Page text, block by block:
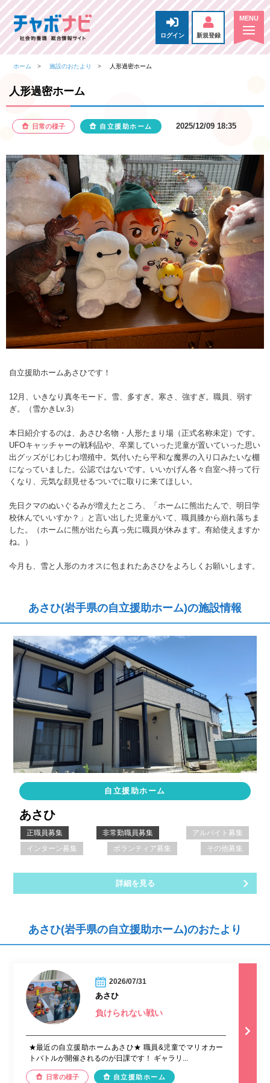
ログイン 新規登録
ホーム 施設のおたより 人形過密ホーム
人形過密ホーム
日常の様子 自立援助ホーム 2025/12/09 18:35
自立援助ホームあさひです！
12月、いきなり真冬モード。雪、多すぎ。寒さ、強すぎ。職員、弱す
ぎ。（雪かきLv.3）
本日紹介するのは、あさひ名物・人形たまり場（正式名称未定）です。
UFOキャッチャーの戦利品や、卒業していった児童が置いていった思い
出グッズがじわじわ増殖中。気付いたら平和な魔界の入り口みたいな棚
になっていました。公認ではないです。いいかげん各々自室へ持って行
くなり、元気な顔見せるついでに取りに来てほしい。
先日クマのぬいぐるみが増えたところ、「ホームに熊出たんで、明日学
校休んでいいすか？」と言い出した児童がいて、職員膝から崩れ落ちま
した。（ホームに熊が出たら真っ先に職員が休みます。有給使えますか
ね。）
今月も、雪と人形のカオスに包まれたあさひをよろしくお願いします。
あさひ(岩手県の自立援助ホーム)の施設情報
自立援助ホーム
あさひ
正職員募集 非常勤職員募集
アルバイト募集
インターン募集
ボランティア募集 その他募集
詳細を見る
あさひ(岩手県の自立援助ホーム)のおたより
2026/07/31
あさひ
負けられない戦い
★最近の自立援助ホームあさひ★ 職員&児童でマリオカー
トバトルが開催されるのが日課です！ ギャラリ...
日常の様子 自立援助ホーム